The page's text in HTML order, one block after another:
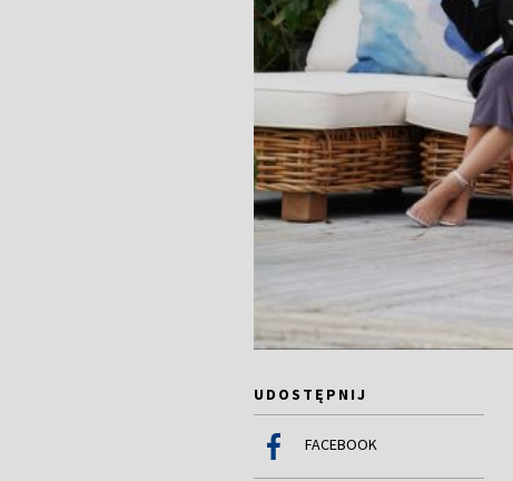
UDOSTĘPNIJ
FACEBOOK